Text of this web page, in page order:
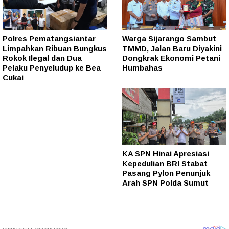
Polres Pematangsiantar
Limpahkan Ribuan Bungkus
Rokok Ilegal dan Dua
Pelaku Penyeludup ke Bea
Cukai
Warga Sijarango Sambut
TMMD, Jalan Baru Diyakini
Dongkrak Ekonomi Petani
Humbahas
KA SPN Hinai Apresiasi
Kepedulian BRI Stabat
Pasang Pylon Penunjuk
Arah SPN Polda Sumut